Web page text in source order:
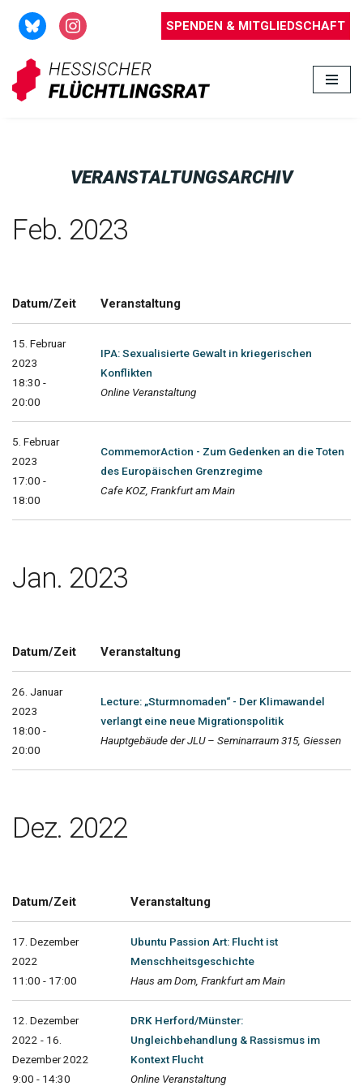
Zum
Inhalt
springen
SPENDEN & MITGLIEDSCHAFT
VERANSTALTUNGSARCHIV
Feb. 2023
Datum/Zeit Veranstaltung
15. Februar
2023
18:30 -
20:00
IPA: Sexualisierte Gewalt in kriegerischen
Konflikten
Online Veranstaltung
5. Februar
2023
17:00 -
18:00
CommemorAction - Zum Gedenken an die Toten
des Europäischen Grenzregime
Cafe KOZ, Frankfurt am Main
Jan. 2023
Datum/Zeit Veranstaltung
26. Januar
2023
18:00 -
20:00
Lecture: „Sturmnomaden“ - Der Klimawandel
verlangt eine neue Migrationspolitik
Hauptgebäude der JLU – Seminarraum 315, Giessen
Dez. 2022
Datum/Zeit Veranstaltung
17. Dezember
2022
11:00 - 17:00
Ubuntu Passion Art: Flucht ist
Menschheitsgeschichte
Haus am Dom, Frankfurt am Main
12. Dezember
2022 - 16.
Dezember 2022
9:00 - 14:30
DRK Herford/Münster:
Ungleichbehandlung & Rassismus im
Kontext Flucht
Online Veranstaltung